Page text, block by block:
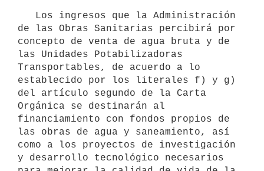
de las Obras Sanitarias percibirá por
concepto de venta de agua bruta y de
las Unidades Potabilizadoras
Transportables, de acuerdo a lo
establecido por los literales f) y g)
del artículo segundo de la Carta
Orgánica se destinarán al
financiamiento con fondos propios de
las obras de agua y saneamiento, así
como a los proyectos de investigación
y desarrollo tecnológico necesarios